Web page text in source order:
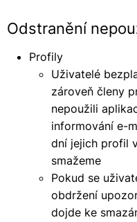
Odstranění
Profily
Uživatelé
zároveň členy
nepoužili
informování e-
dní jejich profil
smažeme
Pokud se
obdržení
dojde ke